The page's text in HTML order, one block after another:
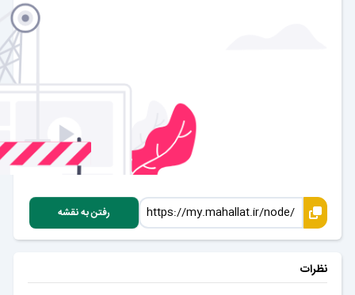
رفتن به نقشه
نظرات